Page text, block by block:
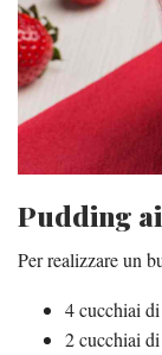
Pudding
Per realizzare un
4 cucchiai
2 cucchiai